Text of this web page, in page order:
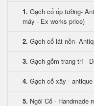
1. Gạch cổ ốp tường-
máy - Ex works price)
2. Gạch cổ lát nền-
3. Gạch gốm trang trí -
4. Gạch cổ xây -
5. Ngói Cổ - Handmade